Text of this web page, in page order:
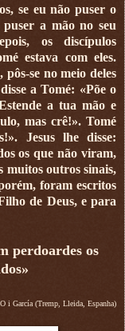
se eu não puser o
a mão no seu
os discípulos
estava com eles.
se no meio deles
a Tomé: «Põe o
a tua mão e
mas crê!». Tomé
Jesus lhe disse:
os que não viram,
muitos outros sinais,
foram escritos
de Deus, e para
perdoardes os
i García (Tremp, Lleida, Espanha)